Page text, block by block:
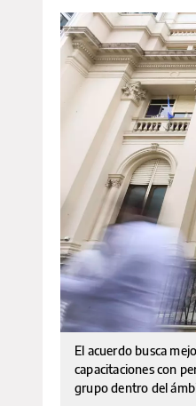
El acuerdo busca
capacitaciones con
grupo dentro del